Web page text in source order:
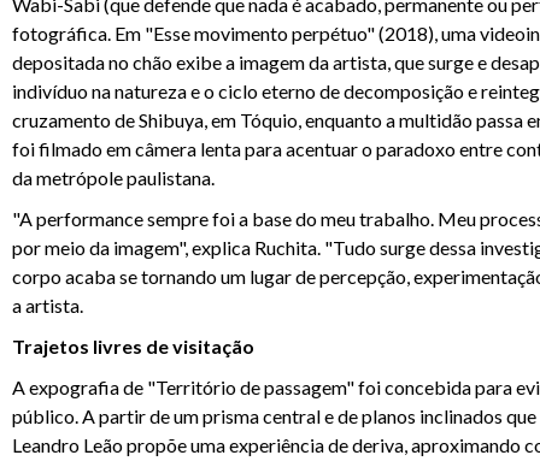
fotográfica. Em "Esse movimento perpétuo" (2018), uma
depositada no chão exibe a imagem da artista, que surge e
indivíduo na natureza e o ciclo eterno de decomposição e
cruzamento de Shibuya, em Tóquio, enquanto a multidão
foi filmado em câmera lenta para acentuar o paradoxo entre
da metrópole paulistana.
"A performance sempre foi a base do meu trabalho. Meu
por meio da imagem", explica Ruchita. "Tudo surge dessa
corpo acaba se tornando um lugar de percepção,
a artista.
Trajetos livres de visitação
A expografia de "Território de passagem" foi concebida para
público. A partir de um prisma central e de planos inclinados
Leandro Leão propõe uma experiência de deriva, aproximando